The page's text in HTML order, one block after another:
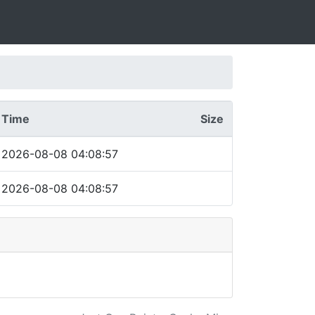
Time Size
2026-08-08 04:08:57
2026-08-08 04:08:57